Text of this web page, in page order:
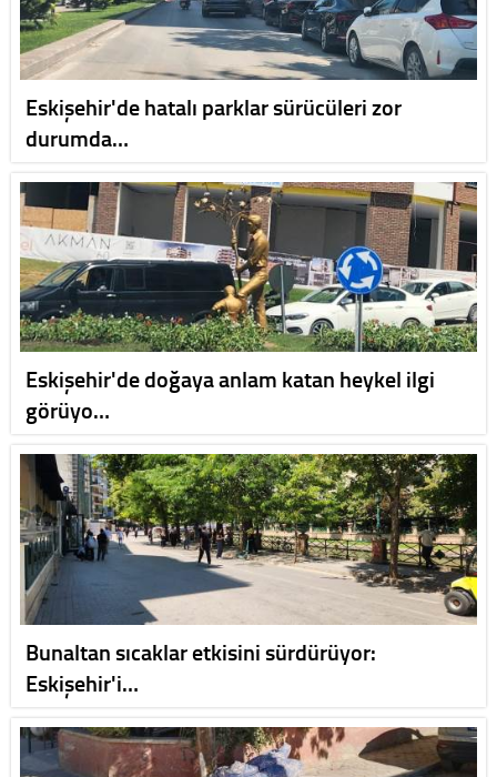
Eskişehir'de hatalı parklar sürücüleri zor
durumda…
Eskişehir'de doğaya anlam katan heykel ilgi
görüyo…
Bunaltan sıcaklar etkisini sürdürüyor:
Eskişehir'i…